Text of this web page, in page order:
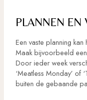
PLANNEN EN
Een vaste planning
Maak bijvoorbeeld
Door ieder week
‘Meatless Monday’ of
buiten de gebaande